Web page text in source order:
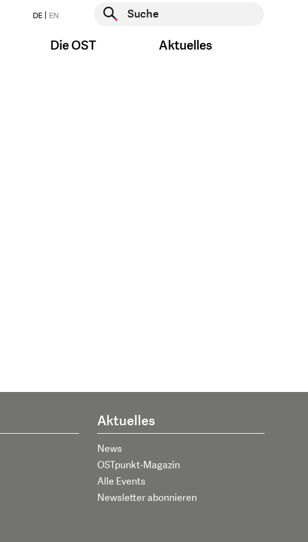
DE EN
Suche starten
Die OST Aktuelles
Aktuelles
News
OSTpunkt-Magazin
Alle Events
Newsletter abonnieren